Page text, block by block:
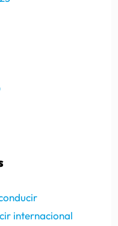
internacional